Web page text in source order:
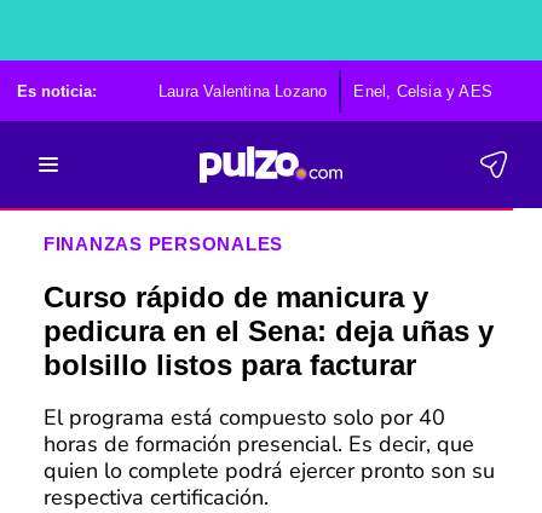
Es noticia: Laura Valentina Lozano Enel, Celsia y AES
FINANZAS PERSONALES
Curso rápido de manicura y
pedicura en el Sena: deja uñas y
bolsillo listos para facturar
El programa está compuesto solo por 40
horas de formación presencial. Es decir, que
quien lo complete podrá ejercer pronto son su
respectiva certificación.